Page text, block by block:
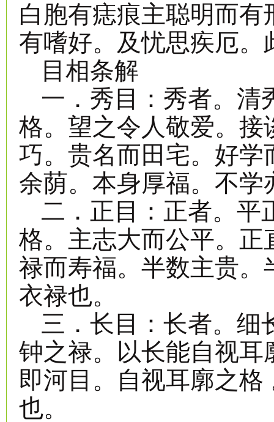
白胞有痣痕主聪明而
有嗜好。及忧思疾厄。
目相条解
一．秀目：秀者。清
格。望之令人敬爱。
巧。贵名而田宅。好
余荫。本身厚福。不学
二．正目：正者。平
格。主志大而公平。
禄而寿福。半数主贵
衣禄也。
三．长目：长者。细
钟之禄。以长能自视
即河目。自视耳廓之
也。